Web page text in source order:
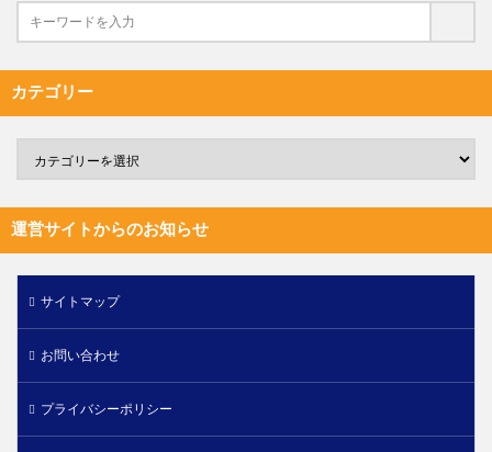
カテゴリー
運営サイトからのお知らせ
サイトマップ
お問い合わせ
プライバシーポリシー